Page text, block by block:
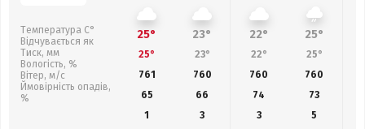
Температура С°
Відчувається як
Тиск, мм
Вологість, %
Вітер, м/с
Ймовірність опадів,
%
25° 23° 22° 25°
25° 23° 22° 25°
761
760 760 760
65
66 74 73
1
3 3
5